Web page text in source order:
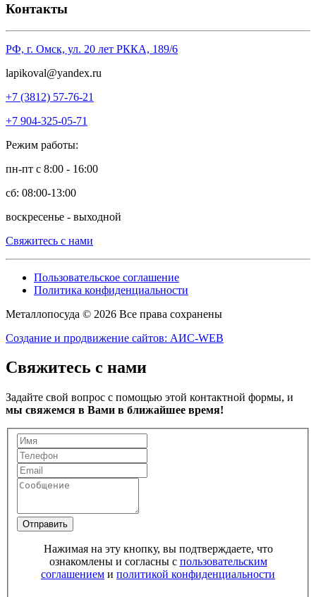
Контакты
РФ, г. Омск, ул. 20 лет РККА, 189/6
lapikoval@yandex.ru
+7 (3812) 57-76-21
+7 904-325-05-71
Режим работы:
пн-пт с 8:00 - 16:00
сб: 08:00-13:00
воскресенье - выходной
Свяжитесь с нами
Пользовательское соглашение
Политика конфиденциальности
Металлопосуда © 2026 Все права сохранены
Создание и продвижение сайтов: АИС-WEB
Свяжитесь с нами
Задайте свой вопрос с помощью этой контактной формы, и
мы свяжемся в Вами в ближайшее время!
Отправить
Нажимая на эту кнопку, вы подтверждаете, что
ознакомлены и согласны с пользовательским
соглашением и политикой конфиденциальности